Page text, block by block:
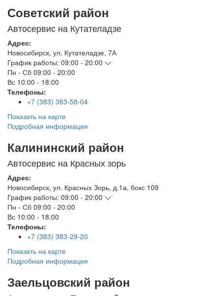
Советский район
Автосервис на Кутателадзе
Адрес:
Новосибирск, ул. Кутателадзе, 7А
График работы: 09:00 - 20:00
Пн - Сб 09:00 - 20:00
Вс 10:00 - 18:00
Телефоны:
+7 (383) 383-58-04
Показать на карте
Подробная информация
Калининский район
Автосервис на Красных зорь
Адрес:
Новосибирск, ул. Красных Зорь, д.1а, бокс 109
График работы: 09:00 - 20:00
Пн - Сб 09:00 - 20:00
Вс 10:00 - 18:00
Телефоны:
+7 (383) 383-29-20
Показать на карте
Подробная информация
Заельцовский район